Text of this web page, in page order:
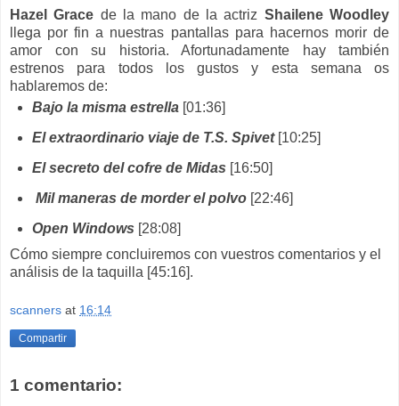
Hazel Grace de la mano de la actriz Shailene Woodley
llega por fin a nuestras pantallas para hacernos morir de
amor con su historia. Afortunadamente hay también
estrenos para todos los gustos y esta semana os
hablaremos de:
Bajo la misma estrella [01:36]
El extraordinario viaje de T.S. Spivet[10:25]
El secreto del cofre de Midas [16:50]
Mil maneras de morder el polvo [22:46]
Open Windows [28:08]
Cómo siempre concluiremos con vuestros comentarios y el
análisis de la taquilla [45:16].
scanners at 16:14
Compartir
1 comentario: